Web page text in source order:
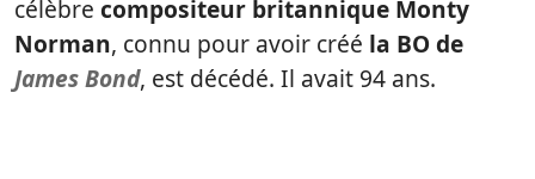
célèbre compositeur britannique Monty
Norman, connu pour avoir créé la BO de
James Bond, est décédé. Il avait 94 ans.